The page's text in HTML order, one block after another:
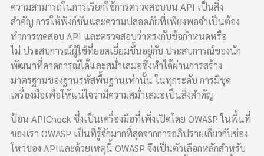
ความสามารถในการเรียกใช้การตรวจสอบบน API เป็นสิ่ง
สำคัญ การให้ฟังก์ชันและความปลอดภัยที่เพียงพอจำเป็นต้อง
ทำการทดสอบ API และตรวจสอบว่าตรงกับข้อกำหนดหรือ
ไม่ ประสบการณ์ผู้ใช้ที่ยอดเยี่ยมขึ้นอยู่กับ ประสบการณ์ของนัก
พัฒนาที่คาดการณ์ได้และสม่ำเสมอซึ่งทำได้ผ่านการสร้าง
มาตรฐานของฐานรหัสพื้นฐานเท่านั้น ในทุกระดับ การมีชุด
เครื่องมือเพื่อให้แน่ใจว่ามีความสม่ำเสมอเป็นสิ่งสำคัญ
ป้อน APICheck ซึ่งเป็นเครื่องมือที่เพิ่งเปิดโดย OWASP ในพื้นที่
ของเรา OWASP เป็นที่รู้จักมากที่สุดจากการอภิปรายเกี่ยวกับช่อง
โหว่ของ APIและด้วยเหตุนี้ OWASP จึงเป็นตัวเลือกหลักสำหรับ